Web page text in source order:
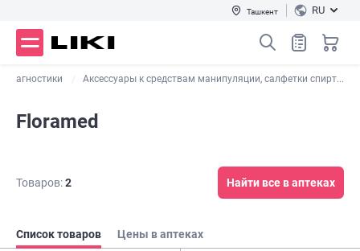
Ташкент RU
Аксессуары к средствам манипуляции, салфетки спирт...
Floramed
Товаров:2 Найти все в аптеках
Список товаров Цены в аптеках